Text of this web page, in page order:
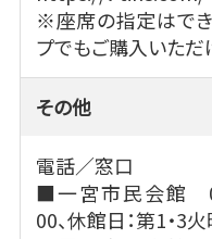
※座席の指定はでき
プでもご購入いただ
その他
電話／窓口
■一宮市民会館
00、休館日：第1・3火